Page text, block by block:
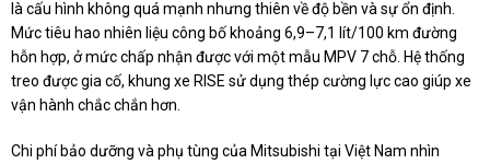
là cấu hình không quá mạnh nhưng thiên về độ bền và sự ổn định.
Mức tiêu hao nhiên liệu công bố khoảng 6,9–7,1 lít/100 km đường
hỗn hợp, ở mức chấp nhận được với một mẫu MPV 7 chỗ. Hệ thống
treo được gia cố, khung xe RISE sử dụng thép cường lực cao giúp xe
vận hành chắc chắn hơn.
Chi phí bảo dưỡng và phụ tùng của Mitsubishi tại Việt Nam nhìn